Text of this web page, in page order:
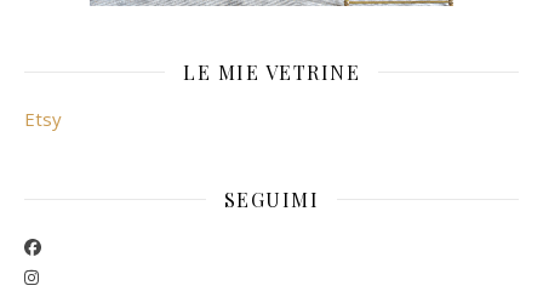
LE MIE VETRINE
Etsy
SEGUIMI